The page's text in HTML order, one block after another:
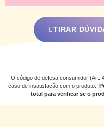
TIRAR
O código de defesa consumidor (Art.
caso de insatisfação com o produto.
total para verificar se o